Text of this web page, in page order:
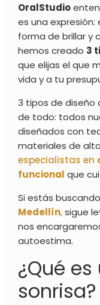
OralStudio
es una
forma de brillar y
hemos creado 3
que elijas el que
vida y a tu
3 tipos de diseño
de todo: todos
diseñados con
materiales de
especialistas en
funcional que
Si estás
Medellín,sigue
nos
autoestima.
¿Qué
sonrisa?